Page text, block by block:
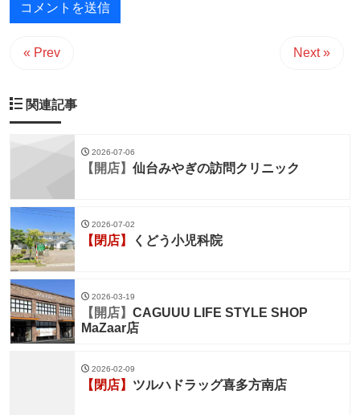
« Prev Next »
関連記事
2026-07-06
【開店】 仙台みやぎの訪問クリニック
2026-07-02
【閉店】 くどう小児科院
2026-03-19
【開店】 CAGUUU LIFE STYLE SHOP
MaZaar店
2026-02-09
【閉店】 ツルハドラッグ喜多方南店